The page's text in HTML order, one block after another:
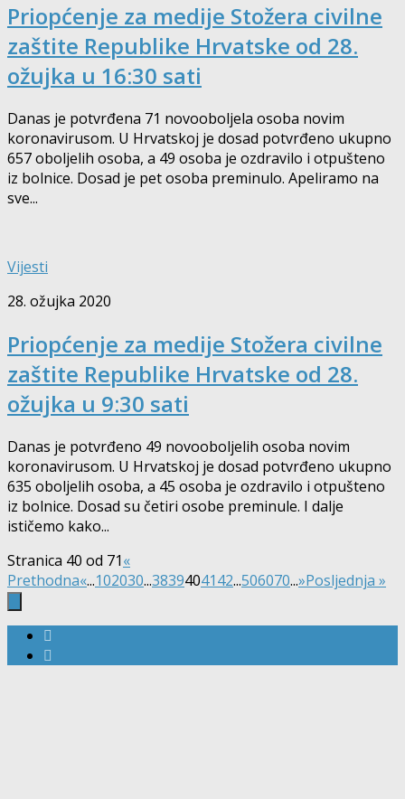
Priopćenje za medije Stožera civilne
zaštite Republike Hrvatske od 28.
ožujka u 16:30 sati
Danas je potvrđena 71 novooboljela osoba novim
koronavirusom. U Hrvatskoj je dosad potvrđeno ukupno
657 oboljelih osoba, a 49 osoba je ozdravilo i otpušteno
iz bolnice. Dosad je pet osoba preminulo. Apeliramo na
sve...
Vijesti
28. ožujka 2020
Priopćenje za medije Stožera civilne
zaštite Republike Hrvatske od 28.
ožujka u 9:30 sati
Danas je potvrđeno 49 novooboljelih osoba novim
koronavirusom. U Hrvatskoj je dosad potvrđeno ukupno
635 oboljelih osoba, a 45 osoba je ozdravilo i otpušteno
iz bolnice. Dosad su četiri osobe preminule. I dalje
ističemo kako...
Stranica 40 od 71«
Prethodna«...102030...3839404142...506070...»Posljednja »